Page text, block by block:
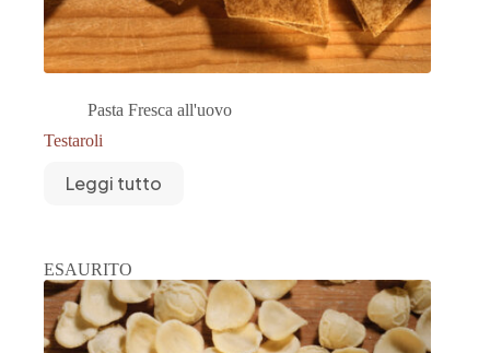
Pasta Fresca all'uovo
Testaroli
Leggi tutto
ESAURITO